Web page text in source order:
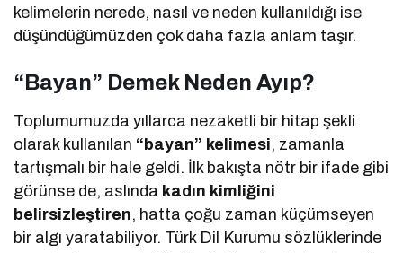
kelimelerin nerede, nasıl ve neden kullanıldığı ise
düşündüğümüzden çok daha fazla anlam taşır.
“Bayan” Demek Neden Ayıp?
Toplumumuzda yıllarca nezaketli bir hitap şekli
olarak kullanılan “bayan” kelimesi, zamanla
tartışmalı bir hale geldi. İlk bakışta nötr bir ifade gibi
görünse de, aslında kadın kimliğini
belirsizleştiren, hatta çoğu zaman küçümseyen
bir algı yaratabiliyor. Türk Dil Kurumu sözlüklerinde